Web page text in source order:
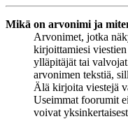
Mikä on arvonimi ja
Arvonimet, jotka
kirjoittamiesi
ylläpitäjät tai
arvonimen tekstiä,
Älä kirjoita viestejä
Useimmat foorumit
voivat